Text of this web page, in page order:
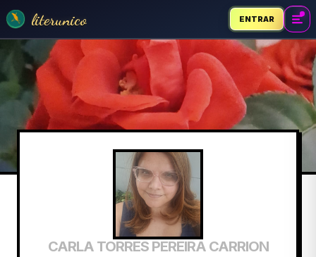
literunico ENTRAR
CARLA TORRES PEREIRA CARRION